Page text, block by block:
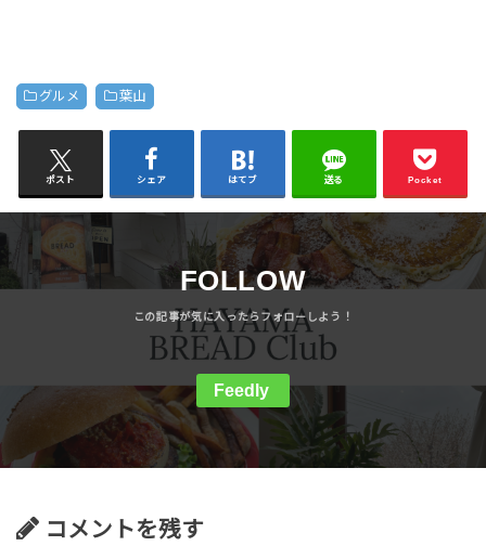
グルメ 葉山
ポスト シェア はてブ 送る Pocket
FOLLOW
Feedly
コメントを残す